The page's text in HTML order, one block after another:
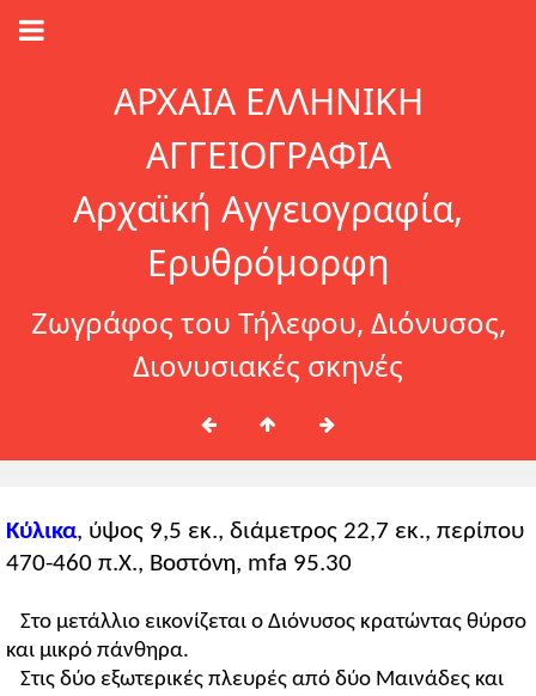
ΑΡΧΑΙΑ ΕΛΛΗΝΙΚΗ
ΑΓΓΕΙΟΓΡΑΦΙΑ
Αρχαϊκή Αγγειογραφία,
Ερυθρόμορφη
Ζωγράφος του Τήλεφου, Διόνυσος,
Διονυσιακές σκηνές
Κύλικα, ύψος 9,5 εκ., διάμετρος 22,7 εκ., περίπου
470-460 π.Χ., Βοστόνη, mfa 95.30
Στο μετάλλιο εικονίζεται ο Διόνυσος κρατώντας θύρσο
και μικρό πάνθηρα.
Στις δύο εξωτερικές πλευρές από δύο Μαινάδες και